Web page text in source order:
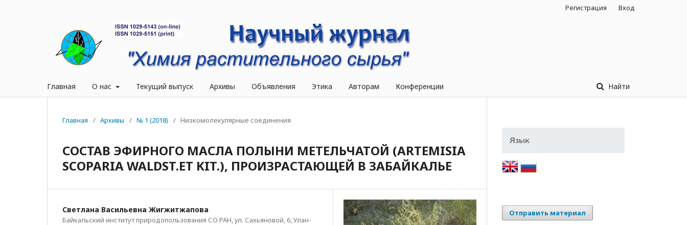
Главная О нас Текущий выпуск Архивы Объявления Этика Авторам Конференции Найти
Регистрация Вход
Главная / Архивы / № 1 (2018) / Низкомолекулярные соединения
СОСТАВ ЭФИРНОГО МАСЛА ПОЛЫНИ МЕТЕЛЬЧАТОЙ (ARTEMISIA
SCOPARIA WALDST.ET KIT.), ПРОИЗРАСТАЮЩЕЙ В ЗАБАЙКАЛЬЕ
Светлана Васильевна Жигжитжапова
Байкальский институт природопользования СО РАН, ул. Сахьяновой, 6, Улан-
Язык
Отправить материал